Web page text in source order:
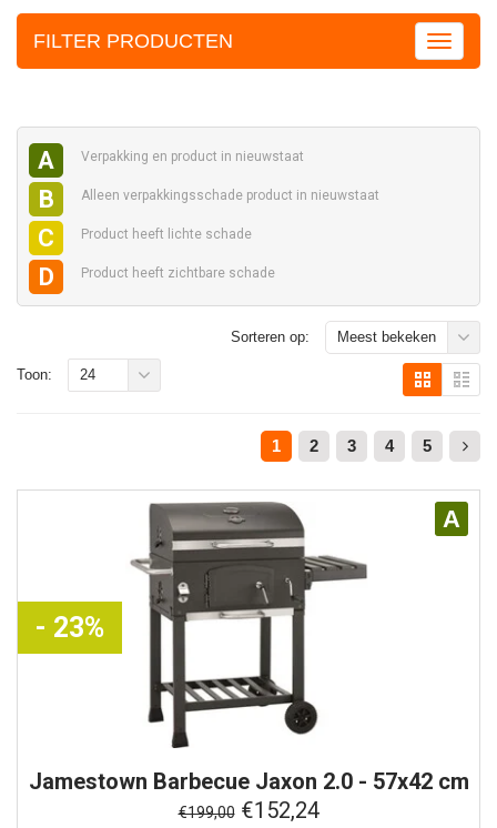
FILTER PRODUCTEN
A Verpakking en product in nieuwstaat
B Alleen verpakkingsschade product in nieuwstaat
C Product heeft lichte schade
D Product heeft zichtbare schade
Sorteren op: Meest bekeken
1 2 3 4 5
Toon: 24
A
- 23%
Jamestown Barbecue Jaxon 2.0 - 57x42 cm
- Grijs Metaal
€199,00€152,24